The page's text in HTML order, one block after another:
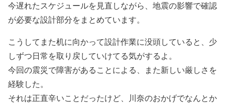
今遅れたスケジュールを見直しながら、地震の影響で確認
が必要な設計部分をまとめています。
こうしてまた机に向かって設計作業に没頭していると、少
しずつ日常を取り戻していけてる気がするよ。
今回の震災で障害があることによる、また新しい厳しさを
経験した。
それは正直辛いことだったけど、川奈のおかげでなんとか